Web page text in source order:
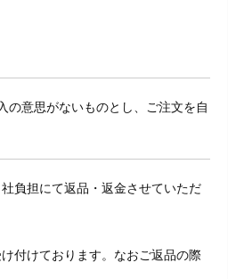
の意思がないものとし、ご注文を自
負担にて返品・返金させていただ
付けております。なおご返品の際